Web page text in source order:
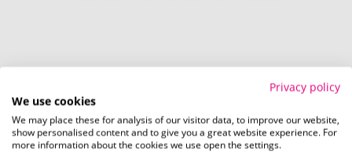
Komplette Oberfläche (240 x 220 mm)
Schnell und einfachhierdie Standskizze
herunterladen.
Privacy policy
We use cookies
We may place these for analysis of our visitor data, to improve our website,
show personalised content and to give you a great website experience. For
more information about the cookies we use open the settings.